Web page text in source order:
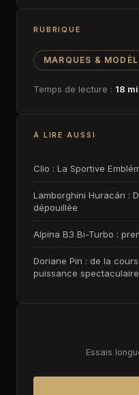
RUBRIQUE
MARQUES &
Temps de lecture : 18
À LIRE AUSSI
Clio : La Sportive
Lamborghini Huracán :
dépouillée
Alpina B3 Bi-Turbo :
Doriane Pin : de la
puissance
Essais